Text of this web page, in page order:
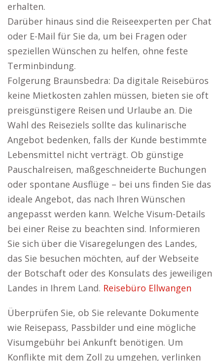
erhalten.
Darüber hinaus sind die Reiseexperten per Chat
oder E-Mail für Sie da, um bei Fragen oder
speziellen Wünschen zu helfen, ohne feste
Terminbindung.
Folgerung Braunsbedra: Da digitale Reisebüros
keine Mietkosten zahlen müssen, bieten sie oft
preisgünstigere Reisen und Urlaube an. Die
Wahl des Reiseziels sollte das kulinarische
Angebot bedenken, falls der Kunde bestimmte
Lebensmittel nicht verträgt. Ob günstige
Pauschalreisen, maßgeschneiderte Buchungen
oder spontane Ausflüge – bei uns finden Sie das
ideale Angebot, das nach Ihren Wünschen
angepasst werden kann. Welche Visum-Details
bei einer Reise zu beachten sind. Informieren
Sie sich über die Visaregelungen des Landes,
das Sie besuchen möchten, auf der Webseite
der Botschaft oder des Konsulats des jeweiligen
Landes in Ihrem Land. Reisebüro Ellwangen
Überprüfen Sie, ob Sie relevante Dokumente
wie Reisepass, Passbilder und eine mögliche
Visumgebühr bei Ankunft benötigen. Um
Konflikte mit dem Zoll zu umgehen, verlinken